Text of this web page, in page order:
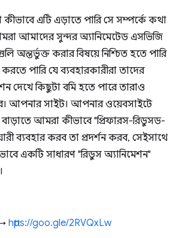
এটি এড়াতে পারি সে সম্পর্কে কথা
আমাদের সুন্দর অ্যানিমেটেড এসভিজি
অন্তর্ভুক্ত করার বিষয়ে নিশ্চিত হতে পারি
করতে পারি যে ব্যবহারকারীরা তাদের
দেখে কিছুটা বমি হতে পারে তারাও
আপনার সাইট। আপনার ওয়েবসাইটে
বাড়াতে আমরা কীভাবে "প্রিফারস-রিডুসড-
ব্যবহার করব তা প্রদর্শন করব, সেইসাথে
একটি সাধারণ "রিডুস অ্যানিমেশন"
https://goo.gle/2RVQxLw